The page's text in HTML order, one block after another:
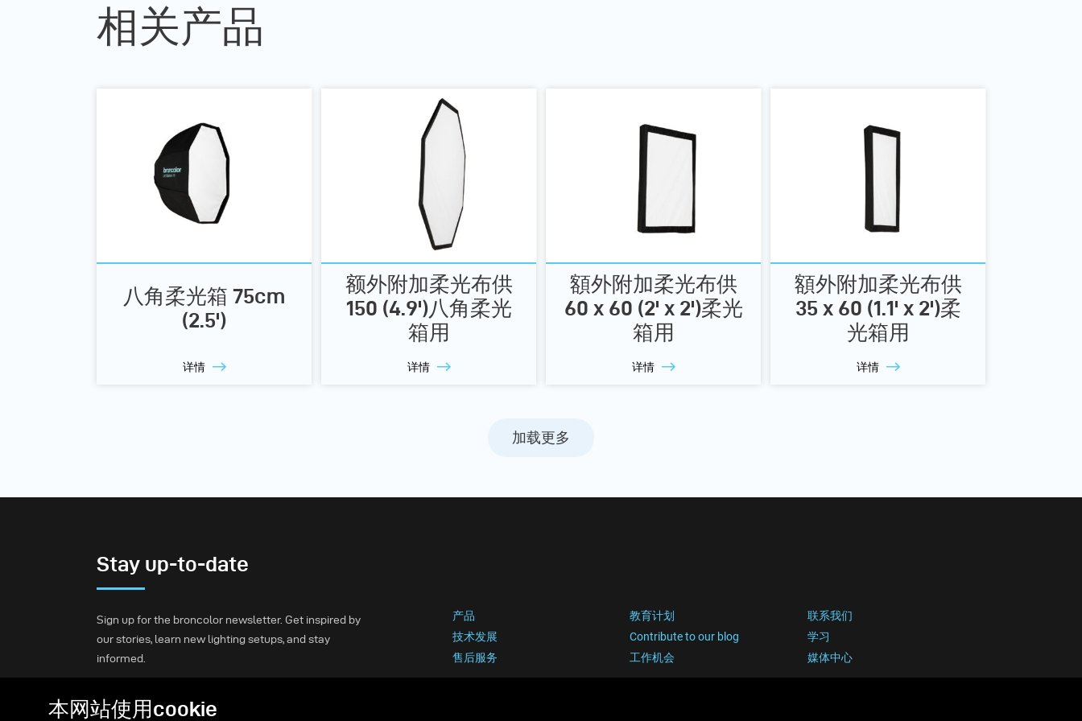
相关产品
八角柔光箱 75cm
(2.5')
详情
额外附加柔光布供
150 (4.9')八角柔光
箱用
详情
額外附加柔光布供
60 x 60 (2' x 2')柔光
箱用
详情
額外附加柔光布供
35 x 60 (1.1' x 2')柔
光箱用
详情
加载更多
Stay up-to-date
Sign up for the broncolor newsletter. Get inspired by
our stories, learn new lighting setups, and stay
informed.
Subscribe
产品 教育计划
联系我们
技术发展
Contribute to our blog
学习
售后服务
工作机会 媒体中心
本网站使用cookie